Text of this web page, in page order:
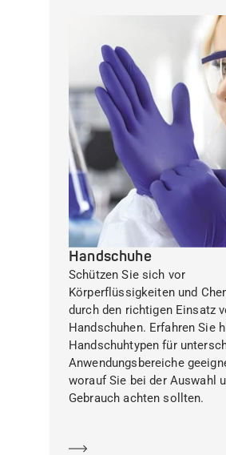
Handschuhe
Schützen Sie sich vor
Körperflüssigkeiten und
durch den richtigen Einsatz
Handschuhen. Erfahren Sie
Handschuhtypen für
Anwendungsbereiche
worauf Sie bei der Auswahl
Gebrauch achten sollten.